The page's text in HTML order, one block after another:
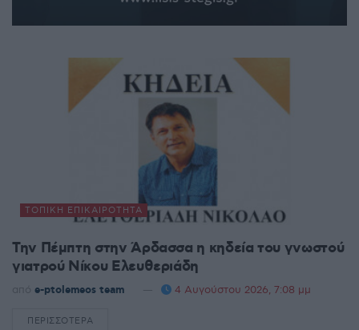
ΤΟΠΙΚΉ ΕΠΙΚΑΙΡΌΤΗΤΑ
Την Πέμπτη στην Άρδασσα η κηδεία του γνωστού
γιατρού Νίκου Ελευθεριάδη
από e-ptolemeos team 4 Αυγούστου 2026, 7:08 μμ
ΠΕΡΙΣΣΌΤΕΡΑ